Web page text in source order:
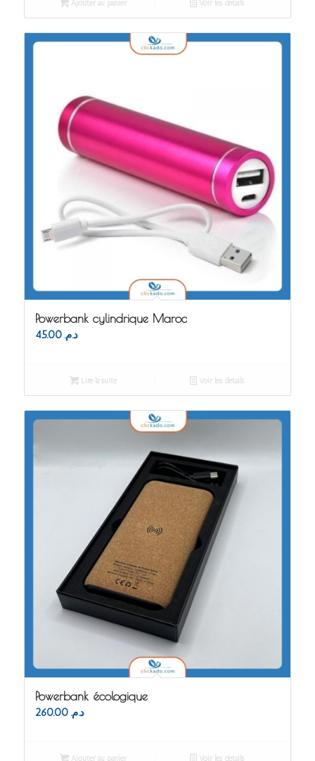
Ajouter au panier Voir les détails
Powerbank cylindrique Maroc
د.م. 45.00
Lire la suite Voir les détails
Powerbank écologique
د.م. 260.00
Ajouter au panier Voir les détails